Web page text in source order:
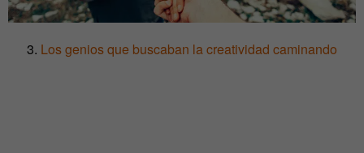
3. Los genios que buscaban la creatividad caminando